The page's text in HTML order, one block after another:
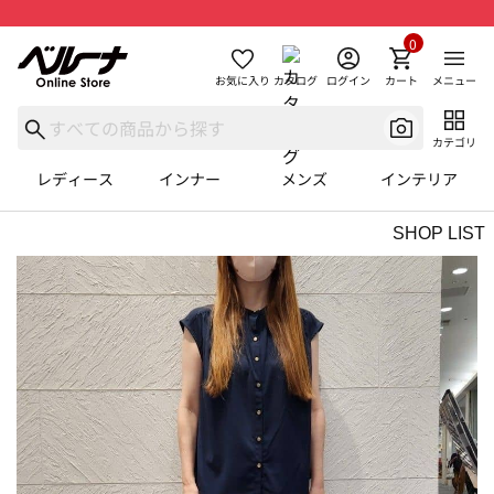
お気に入り カタログ ログイン カート
0
メニュー
カテゴリ
レディース インナー メンズ インテリア
SHOP LIST